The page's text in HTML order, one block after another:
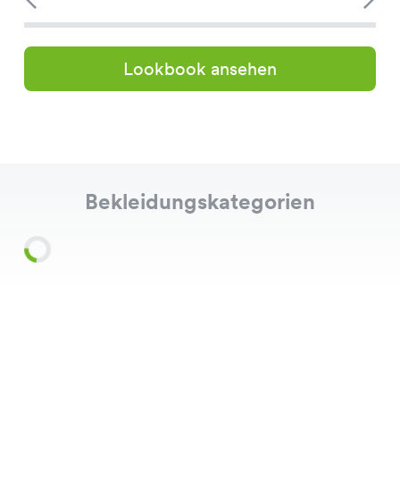
Lookbook ansehen
Bekleidungskategorien